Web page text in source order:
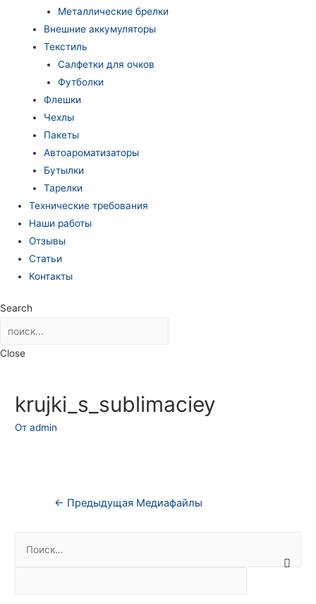
Металлические брелки
Внешние аккумуляторы
Текстиль
Салфетки для очков
Футболки
Флешки
Чехлы
Пакеты
Автоароматизаторы
Бутылки
Тарелки
Технические требования
Наши работы
Отзывы
Статьи
Контакты
Search
Close
krujki_s_sublimaciey
От admin
Навигация
записям
← Предыдущая Медиафайлы